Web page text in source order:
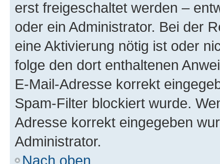
erst freigeschaltet werden –
oder ein Administrator. Bei der
eine Aktivierung nötig ist oder
folge den dort enthaltenen
E-Mail-Adresse korrekt
Spam-Filter blockiert wurde.
Adresse korrekt eingegeben
Administrator.
Nach oben